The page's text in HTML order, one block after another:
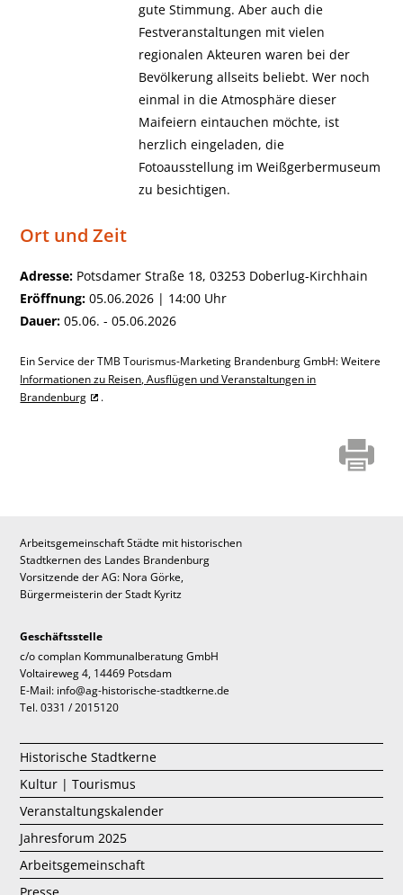
gute Stimmung. Aber auch die
Festveranstaltungen mit vielen
regionalen Akteuren waren bei der
Bevölkerung allseits beliebt. Wer noch
einmal in die Atmosphäre dieser
Maifeiern eintauchen möchte, ist
herzlich eingeladen, die
Fotoausstellung im Weißgerbermuseum
zu besichtigen.
Ort und Zeit
Adresse: Potsdamer Straße 18, 03253 Doberlug-Kirchhain
Eröffnung: 05.06.2026 | 14:00 Uhr
Dauer: 05.06. - 05.06.2026
Ein Service der TMB Tourismus-Marketing Brandenburg GmbH: Weitere
Informationen zu Reisen, Ausflügen und Veranstaltungen in
Brandenburg
.
Arbeitsgemeinschaft Städte mit historischen
Stadtkernen des Landes Brandenburg
Vorsitzende der AG: Nora Görke,
Bürgermeisterin der Stadt Kyritz
Geschäftsstelle
c/o complan Kommunalberatung GmbH
Voltaireweg 4, 14469 Potsdam
E-Mail: info@ag-historische-stadtkerne.de
Tel. 0331 / 2015120
Historische Stadtkerne
Kultur | Tourismus
Veranstaltungskalender
Jahresforum 2025
Arbeitsgemeinschaft